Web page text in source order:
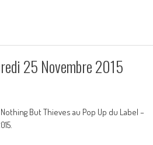
25 Novembre 2015
But Thieves au Pop Up du Label –